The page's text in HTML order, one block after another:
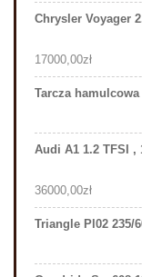
Chrysler Voyager
17000,00zł
Tarcza hamulcowa
Audi A1 1.2 TFSI ,
36000,00zł
Triangle Pl02 235/